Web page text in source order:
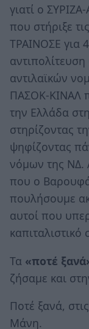
γιατί ο
που στήριξε
ΤΡΑΙΝΟΣΕ για
αντιλαϊκών
ΠΑΣΟΚ-ΚΙΝΑΛ
την Ελλάδα
στηρίζοντας
ψηφίζοντας
νόμων της ΝΔ.
που ο
πουλήσουμε
αυτοί που
καπιταλιστικό
Τα «ποτέ
ζήσαμε και
Ποτέ ξανά,
Μάνη.